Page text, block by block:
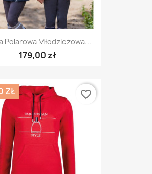
Polarowa Młodzieżowa...
179,00 zł
ZŁ favorite_border